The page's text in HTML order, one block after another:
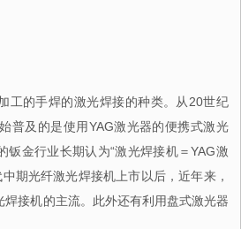
工的手焊的激光焊接的种类。从20世纪
普及的是使用YAG激光器的便携式激光
钣金行业长期认为“激光焊接机＝YAG激
期光纤激光焊接机上市以后，近年来，
接机的主流。此外还有利用盘式激光器